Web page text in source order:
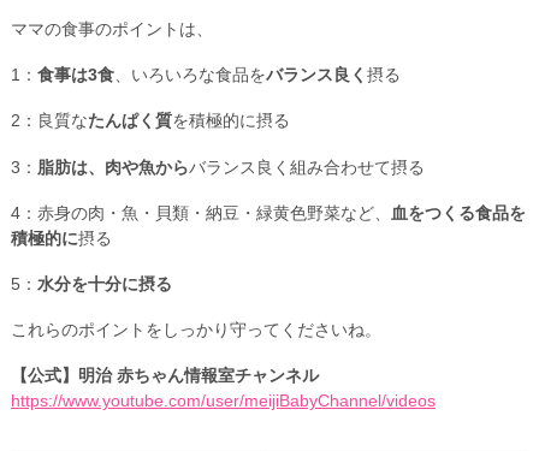
ママの食事のポイントは、
1： 食事は3食、いろいろな食品をバランス良く 摂る
2：良質なたんぱく質を積極的に摂る
3： 脂肪は、肉や魚からバランス良く組み合わせて摂る
4：赤身の肉・魚・貝類・納豆・緑黄色野菜など、
血をつくる食品を
積極的に摂る
5： 水分を十分に摂る
これらのポイントをしっかり守ってくださいね。
【公式】明治 赤ちゃん情報室チャンネル
https://www.youtube.com/user/meijiBabyChannel/videos